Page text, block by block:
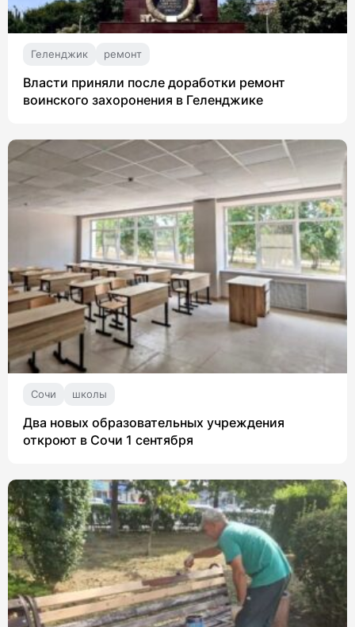
Геленджик ремонт
Власти приняли после доработки ремонт
воинского захоронения в Геленджике
Сочи школы
Два новых образовательных учреждения
откроют в Сочи 1 сентября